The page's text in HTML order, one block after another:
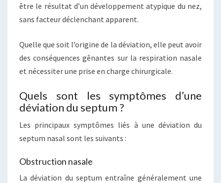
être le résultat d’un développement atypique du nez,
sans facteur déclenchant apparent.
Quelle que soit l’origine de la déviation, elle peut avoir
des conséquences gênantes sur la respiration nasale
et nécessiter une prise en charge chirurgicale.
Quels sont les symptômes d’une
déviation du septum ?
Les principaux symptômes liés à une déviation du
septum nasal sont les suivants :
Obstruction nasale
La déviation du septum entraîne généralement une